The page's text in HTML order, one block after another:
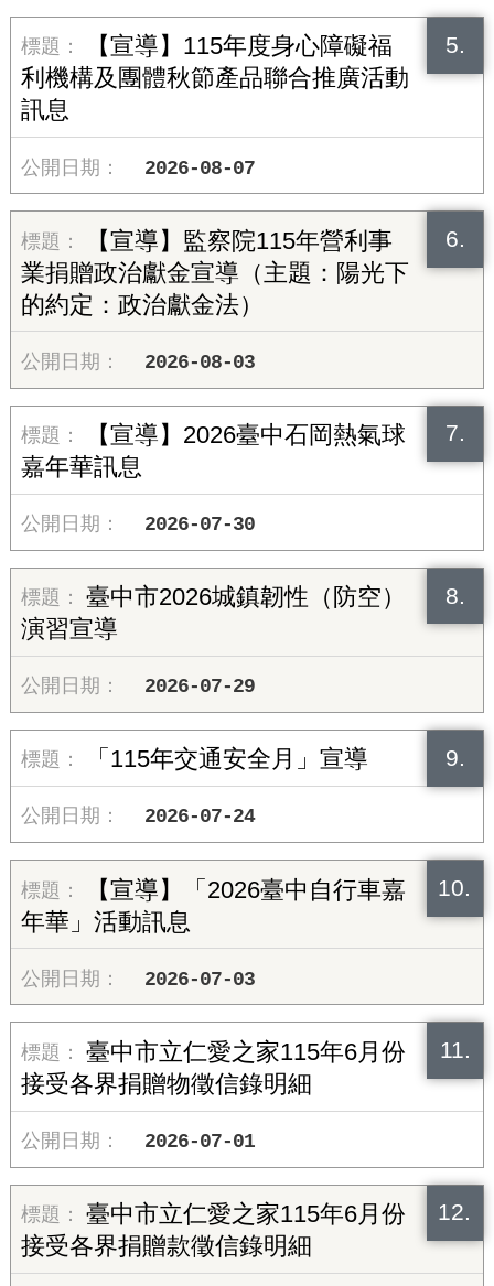
5.
【宣導】115年度身心障礙福
利機構及團體秋節產品聯合推廣活動
訊息
2026-08-07
6.
【宣導】監察院115年營利事
業捐贈政治獻金宣導（主題：陽光下
的約定：政治獻金法）
2026-08-03
7.
【宣導】2026臺中石岡熱氣球
嘉年華訊息
2026-07-30
8.
臺中市2026城鎮韌性（防空）
演習宣導
2026-07-29
9.
「115年交通安全月」宣導
2026-07-24
10.
【宣導】「2026臺中自行車嘉
年華」活動訊息
2026-07-03
11.
臺中市立仁愛之家115年6月份
接受各界捐贈物徵信錄明細
2026-07-01
12.
臺中市立仁愛之家115年6月份
接受各界捐贈款徵信錄明細